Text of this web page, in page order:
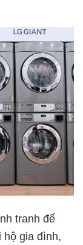
tranh để
hộ gia đình,